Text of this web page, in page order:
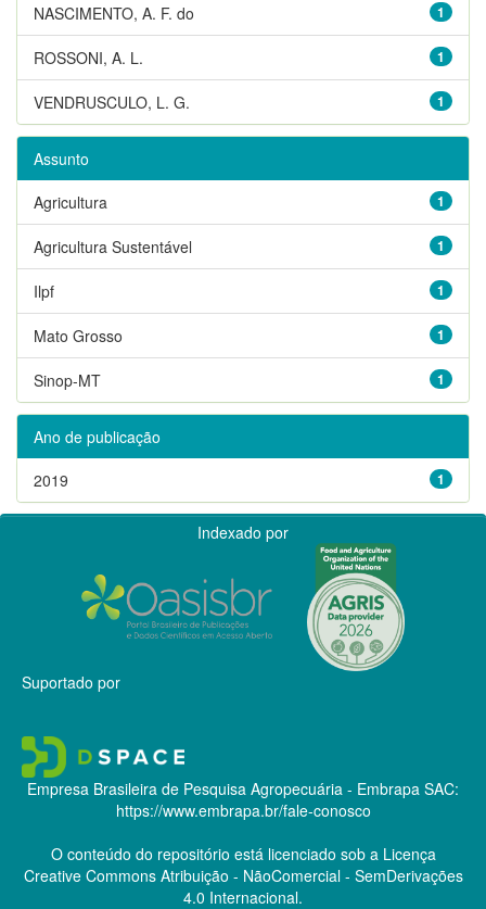
1
NASCIMENTO, A. F. do
1
ROSSONI, A. L.
1
VENDRUSCULO, L. G.
Assunto
1
Agricultura
1
Agricultura Sustentável
1
Ilpf
1
Mato Grosso
1
Sinop-MT
Ano de publicação
1
2019
Indexado por
Suportado por
Empresa Brasileira de Pesquisa Agropecuária - Embrapa SAC:
https://www.embrapa.br/fale-conosco
O conteúdo do repositório está licenciado sob a Licença
Creative CommonsAtribuição - NãoComercial - SemDerivações
4.0 Internacional.